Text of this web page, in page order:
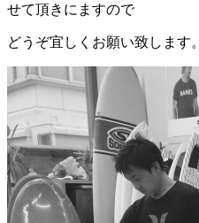
せて頂きにますので
どうぞ宜しくお願い致します。